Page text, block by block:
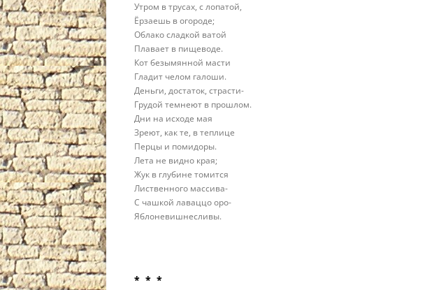
Утром в трусах, с лопатой,
Ёрзаешь в огороде;
Облако сладкой ватой
Плавает в пищеводе.
Кот безымянной масти
Гладит челом галоши.
Деньги, достаток, страсти-
Грудой темнеют в прошлом.
Дни на исходе мая
Зреют, как те, в теплице
Перцы и помидоры.
Лета не видно края;
Жук в глубине томится
Лиственного массива-
С чашкой лаваццо оро-
Яблоневишнесливы.
* * *